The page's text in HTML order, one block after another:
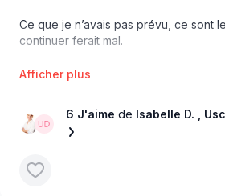
Ce que je n’avais pas prévu, ce sont
continuer ferait mal.
Les périodes de fatigue mentale.
Les fois où j’ai sincèrement pensé : «
6 J'aimede Isabelle D. ,